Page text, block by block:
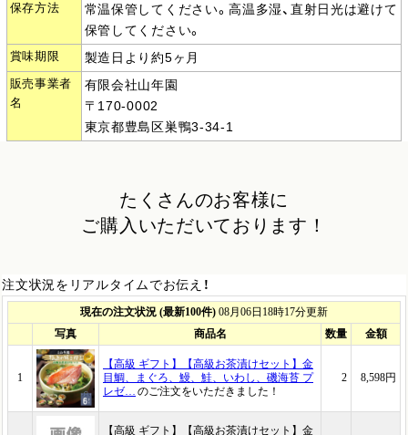
保存方法
常温保管してください。高温多湿、直射日光は避けて
保管してください。
賞味期限 製造日より約5ヶ月
販売事業者
名
有限会社山年園
〒170-0002
東京都豊島区巣鴨3-34-1
たくさんのお客様に
ご購入いただいております！
注文状況をリアルタイムでお伝え！